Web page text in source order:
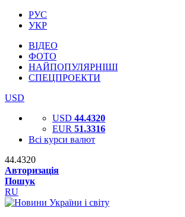
РУС
УКР
ВІДЕО
ФОТО
НАЙПОПУЛЯРНІШІ
СПЕЦПРОЕКТИ
USD
USD 44.4320
EUR 51.3316
Всі курси валют
44.4320
Авторизація
Пошук
RU